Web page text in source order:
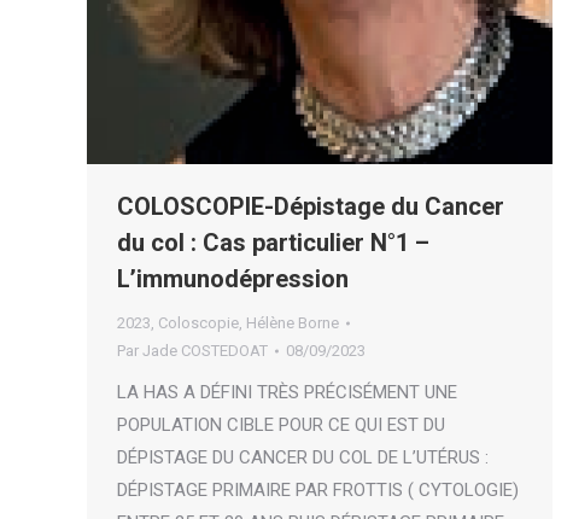
COLOSCOPIE-Dépistage du Cancer
du col : Cas particulier N°1 –
L’immunodépression
2023, Coloscopie, Hélène Borne
Par Jade COSTEDOAT 08/09/2023
LA HAS A DÉFINI TRÈS PRÉCISÉMENT UNE
POPULATION CIBLE POUR CE QUI EST DU
DÉPISTAGE DU CANCER DU COL DE L’UTÉRUS :
DÉPISTAGE PRIMAIRE PAR FROTTIS ( CYTOLOGIE)